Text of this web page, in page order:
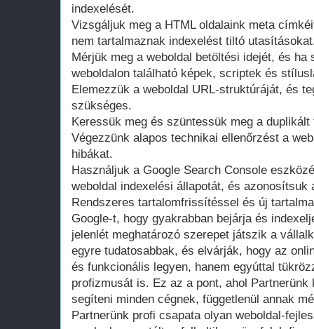
indexelését.
Vizsgáljuk meg a HTML oldalaink meta
nem tartalmaznak indexelést tiltó
Mérjük meg a weboldal betöltési idejét, és
weboldalon található képek, scriptek és
Elemezzük a weboldal URL-struktúráját, és
szükséges.
Keressük meg és szüntessük meg a
Végezzünk alapos technikai ellenőrzést a
hibákat.
Használjuk a Google Search Console
weboldal indexelési állapotát, és azonosítsuk
Rendszeres tartalomfrissítéssel és új
Google-t, hogy gyakrabban bejárja és
jelenlét meghatározó szerepet játszik a
egyre tudatosabbak, és elvárják, hogy az
és funkcionális legyen, hanem egyúttal
profizmusát is. Ez az a pont, ahol
segíteni minden cégnek, függetlenül annak
Partnerünk profi csapata olyan weboldal-